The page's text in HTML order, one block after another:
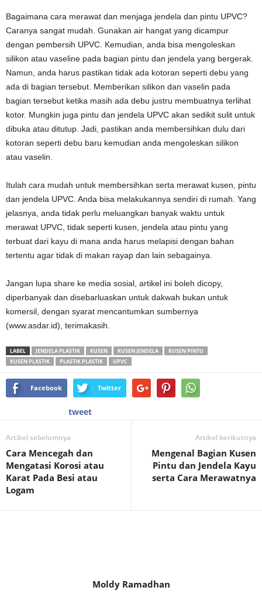
Bagaimana cara merawat dan menjaga jendela dan pintu UPVC?
Caranya sangat mudah. Gunakan air hangat yang dicampur
dengan pembersih UPVC. Kemudian, anda bisa mengoleskan
silikon atau vaseline pada bagian pintu dan jendela yang bergerak.
Namun, anda harus pastikan tidak ada kotoran seperti debu yang
ada di bagian tersebut. Memberikan silikon dan vaselin pada
bagian tersebut ketika masih ada debu justru membuatnya terlihat
kotor. Mungkin juga pintu dan jendela UPVC akan sedikit sulit untuk
dibuka atau ditutup. Jadi, pastikan anda membersihkan dulu dari
kotoran seperti debu baru kemudian anda mengoleskan silikon
atau vaselin.
Itulah cara mudah untuk membersihkan serta merawat kusen, pintu
dan jendela UPVC. Anda bisa melakukannya sendiri di rumah. Yang
jelasnya, anda tidak perlu meluangkan banyak waktu untuk
merawat UPVC, tidak seperti kusen, jendela atau pintu yang
terbuat dari kayu di mana anda harus melapisi dengan bahan
tertentu agar tidak di makan rayap dan lain sebagainya.
Jangan lupa share ke media sosial, artikel ini boleh dicopy,
diperbanyak dan disebarluaskan untuk dakwah bukan untuk
komersil, dengan syarat mencantumkan sumbernya
(www.asdar.id), terimakasih.
LABEL JENDELA PLASTIK KUSEN KUSEN JENDELA
KUSEN PINTU
KUSEN PLASTIK
PLASTIK PLASTIK UPVC
Facebook Twitter
tweet
Artikel sebelumnya
Cara Mencegah dan
Mengatasi Korosi atau
Karat Pada Besi atau
Logam
Artikel berikutnya
Mengenal Bagian Kusen
Pintu dan Jendela Kayu
serta Cara Merawatnya
Moldy Ramadhan